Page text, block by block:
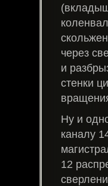
через
и
стенки
Ну и
каналу
12